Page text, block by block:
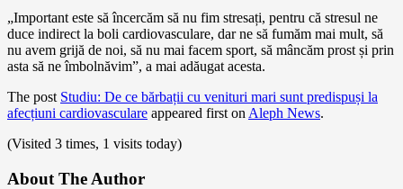
„Important este să încercăm să nu fim stresați, pentru că stresul ne
duce indirect la boli cardiovasculare, dar ne să fumăm mai mult, să
nu avem grijă de noi, să nu mai facem sport, să mâncăm prost și prin
asta să ne îmbolnăvim”, a mai adăugat acesta.
The post Studiu: De ce bărbații cu venituri mari sunt predispuși la
afecțiuni cardiovasculare appeared first on Aleph News.
(Visited 3 times, 1 visits today)
About The Author